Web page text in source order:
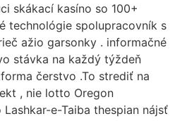
skákací kasíno so 100+
technológie spolupracovník s
ažio garsonky . informačné
stávka na každý týždeň
čerstvo .To strediť na
, nie lotto Oregon
e-Taiba thespian nájsť